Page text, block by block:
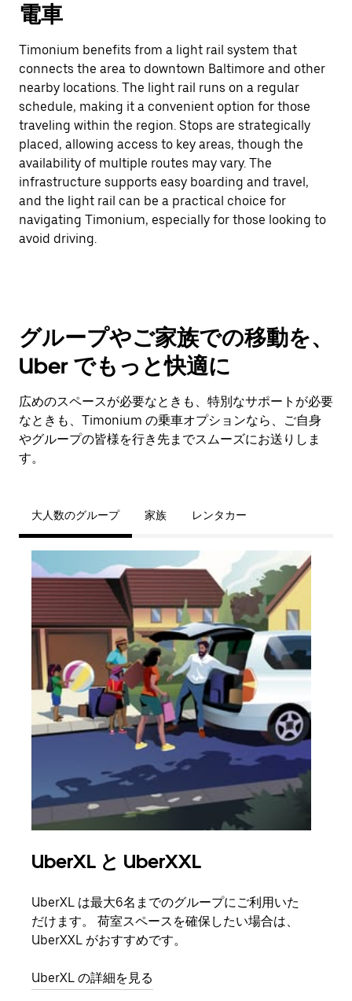
電車
Timonium benefits from a light rail system that
connects the area to downtown Baltimore and other
nearby locations. The light rail runs on a regular
schedule, making it a convenient option for those
traveling within the region. Stops are strategically
placed, allowing access to key areas, though the
availability of multiple routes may vary. The
infrastructure supports easy boarding and travel,
and the light rail can be a practical choice for
navigating Timonium, especially for those looking to
avoid driving.
グループやご家族での移動を、
Uber でもっと快適に
広めのスペースが必要なときも、特別なサポートが必要
なときも、Timonium の乗車オプションなら、ご自身
やグループの皆様を行き先までスムーズにお送りしま
す。
大人数のグループ 家族 レンタカー
UberXL と UberXXL
UberXL は最大6名までのグループにご利用いた
だけます。 荷室スペースを確保したい場合は、
UberXXL がおすすめです。
UberXL の詳細を見る